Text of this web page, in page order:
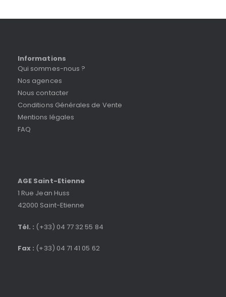
Informations
Qui sommes-nous ?
Nos agences
Nous contacter
Conditions Générales de Vente
Mentions légales
FAQ
AGE Saint-Etienne
1 Rue Jean Huss
42000 Saint-Etienne
Tél. : (+33) 04 77 32 55 84
Fax : (+33) 04 71 41 05 62